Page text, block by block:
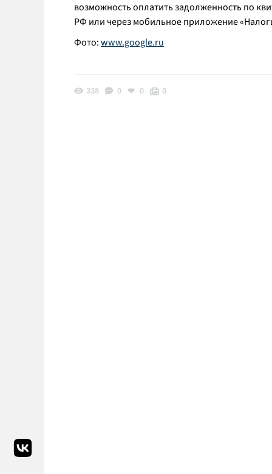
возможность оплатить задолженность по
РФ или через мобильное приложение
Фото:www.google.ru
338 0 0 0